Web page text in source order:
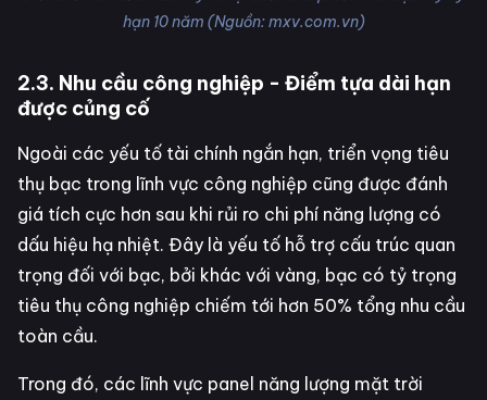
hạn 10 năm (Nguồn: mxv.com.vn)
2.3. Nhu cầu công nghiệp - Điểm tựa dài hạn
được củng cố
Ngoài các yếu tố tài chính ngắn hạn, triển vọng tiêu
thụ bạc trong lĩnh vực công nghiệp cũng được đánh
giá tích cực hơn sau khi rủi ro chi phí năng lượng có
dấu hiệu hạ nhiệt. Đây là yếu tố hỗ trợ cấu trúc quan
trọng đối với bạc, bởi khác với vàng, bạc có tỷ trọng
tiêu thụ công nghiệp chiếm tới hơn 50% tổng nhu cầu
toàn cầu.
Trong đó, các lĩnh vực panel năng lượng mặt trời